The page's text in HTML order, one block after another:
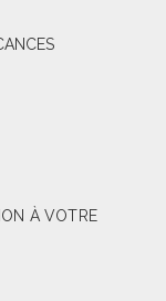
À VOTRE